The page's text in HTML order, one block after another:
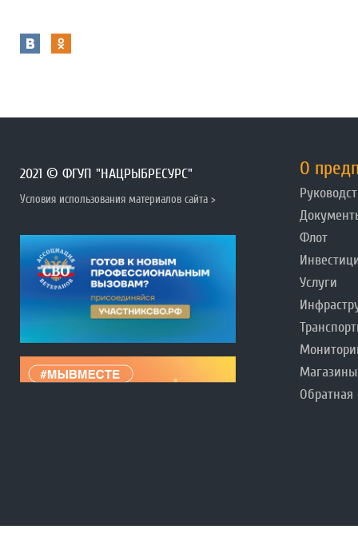
2021 © ФГУП "НАЦРЫБРЕСУРС"
Условия использования материалов сайта >
О
Флот
Услуги
Магазины
Обратная